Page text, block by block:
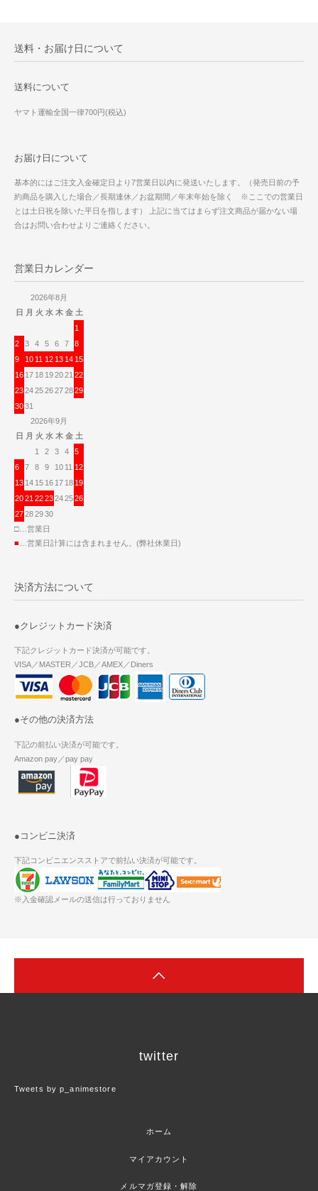
送料・お届け日について
送料について
ヤマト運輸全国一律700円(税込)
お届け日について
基本的にはご注文入金確定日より7営業日以内に発送いたします。（発売日前の予
約商品を購入した場合／長期連休／お盆期間／年末年始を除く ※ここでの営業日
とは土日祝を除いた平日を指します） 上記に当てはまらず注文商品が届かない場
合はお問い合わせよりご連絡ください。
営業日カレンダー
2026年8月
日 月 火 水 木 金 土
1
2
3 4 5 6 7
8
9
10 11 12 13 14 15
16 17 18 192021 22
23242526272829
3031
2026年9月
日 月 火 水 木 金 土
1
2 3 4
5
6
7 8 9 10 11 12
13 14 15 16 17 18 19
2021 2223242526
27282930
□…営業日
■ …営業日計算には含まれません。(弊社休業日)
決済方法について
●クレジットカード決済
下記クレジットカード決済が可能です。
VISA／MASTER／JCB／AMEX／Diners
●その他の決済方法
下記の前払い決済が可能です。
Amazon pay／pay pay
●コンビニ決済
下記コンビニエンスストアで前払い決済が可能です。
※入金確認メールの送信は行っておりません
twitter
Tweets by p_animestore
ホーム
マイアカウント
メルマガ登録・解除